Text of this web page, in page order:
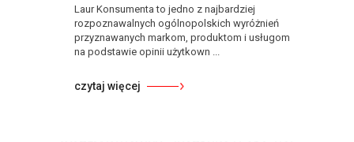
Laur Konsumenta to jedno z najbardziej
rozpoznawalnych ogólnopolskich wyróżnień
przyznawanych markom, produktom i usługom
na podstawie opinii użytkown ...
czytaj więcej